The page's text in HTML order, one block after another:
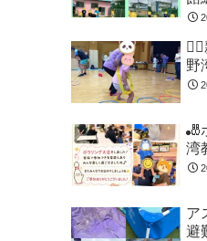
野
🎳
湾
ア
避